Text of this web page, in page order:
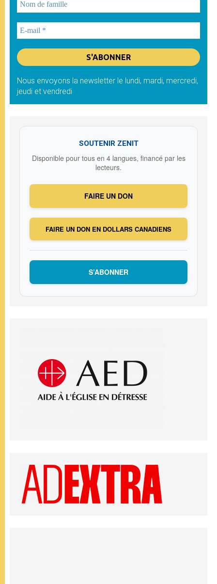
Nous envoyons la newsletter le lundi, mardi, mercredi,
jeudi et vendredi
SOUTENIR ZENIT
Disponible pour tous en 4 langues, financé par les
lecteurs.
FAIRE UN DON
FAIRE UN DON EN DOLLARS CANADIENS
S’ABONNER